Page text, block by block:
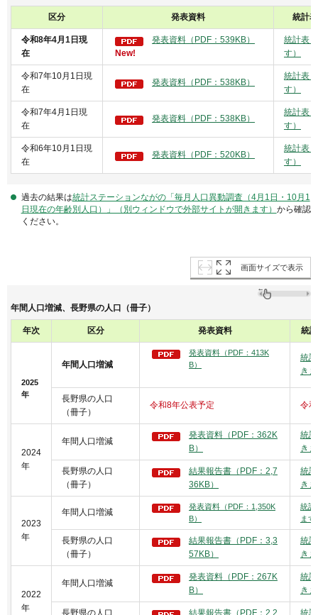
区分 発表資料 統計
令和8年4月1日現
在
発表資料（PDF：539KB）
New!
統計表
す）
令和7年10月1日現
在
発表資料（PDF：538KB）
統計表
す）
令和7年4月1日現
在
発表資料（PDF：538KB）
統計表
す）
令和6年10月1日現
在
発表資料（PDF：520KB）
統計表
す）
過去の結果は統計ステーションながの「毎月人口異動調査（4月1日・10月1
日現在の年齢別人口）」（別ウィンドウで外部サイトが開きます） から確認
ください。
画面サイズで表示
年間人口増減、長野県の人口（冊子）
年次 区分 発表資料 統
2025
年
年間人口増減
発表資料（PDF：413K
B）
統
き
長野県の人口
（冊子）
令和8年公表予定 令
2024
年
年間人口増減
発表資料（PDF：362K
B）
統
き
長野県の人口
（冊子）
結果報告書（PDF：2,7
36KB）
統
き
2023
年
年間人口増減
発表資料（PDF：1,350K
B）
統計
ます
長野県の人口
（冊子）
結果報告書（PDF：3,3
57KB）
統
き
2022
年
年間人口増減
発表資料（PDF：267K
B）
統
き
長野県の人口 結果報告書（PDF：2,2 統